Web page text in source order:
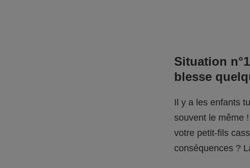
Situation
blesse
Il y a les enfants
souvent le même
votre petit-fils
conséquences ?